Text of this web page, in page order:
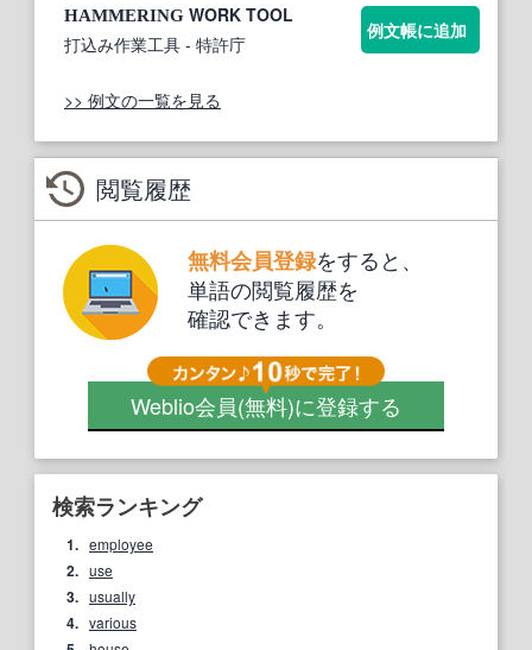
HAMMERING WORK TOOL
打込み作業工具 - 特許庁
例文帳に追加
>> 例文の一覧を見る
閲覧履歴
無料会員登録をすると、
単語の閲覧履歴を
確認できます。
Weblio会員(無料)に登録する
検索ランキング
1. employee
2. use
3. usually
4. various